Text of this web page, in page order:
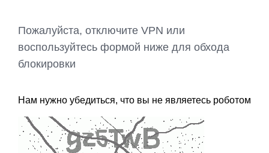
Пожалуйста, отключите VPN или
воспользуйтесь формой ниже для обхода
блокировки
Нам нужно убедиться, что вы не являетесь роботом